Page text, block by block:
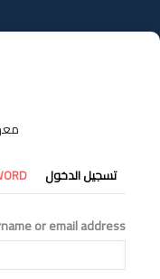
إلى
المحتوى
التبويبات
الأساسية
تسجيل الدخول
or email address